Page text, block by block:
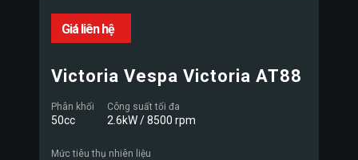
Giá liên hệ
Victoria Vespa Victoria AT88
Phân khối
50cc
Công suất tối đa
2.6kW / 8500 rpm
Mức tiêu thụ nhiên liệu